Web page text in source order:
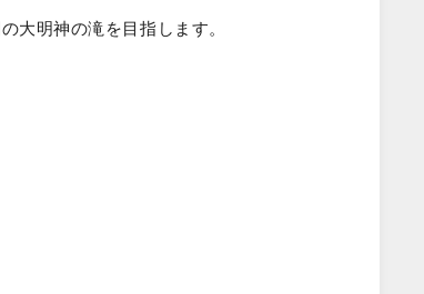
大明神の滝を目指します。